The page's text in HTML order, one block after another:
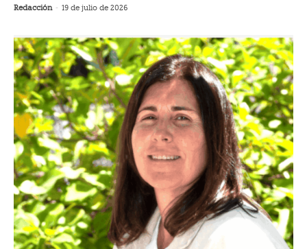
Redacción - 19 de julio de 2026